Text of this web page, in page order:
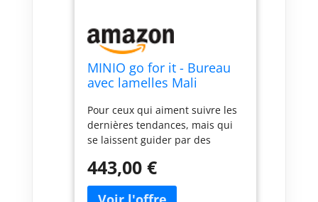
MINIO go for it - Bureau
avec lamelles Mali
Pour ceux qui aiment suivre les
dernières tendances, mais qui
se laissent guider par des
fonctionnelles. Panneau -
panneau de meuble laminé
443,00 €